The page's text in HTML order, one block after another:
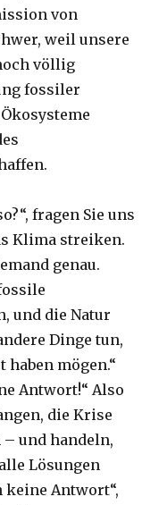
von
weil unsere
völlig
fossiler
fragen Sie uns
Klima streiken.
genau.
und die Natur
Dinge tun,
mögen.“
Antwort!“ Also
die Krise
und handeln,
Lösungen
keine Antwort“,